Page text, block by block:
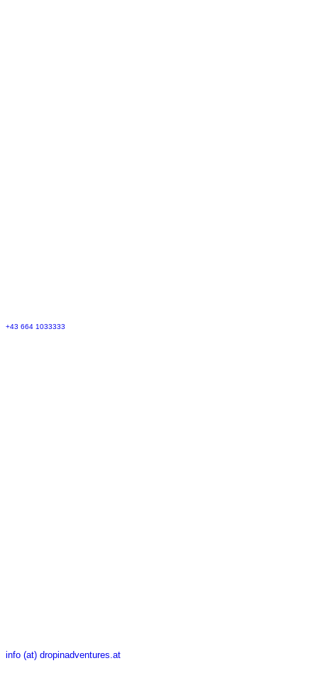
+43 664 1033333
info (at) dropinadventures.at